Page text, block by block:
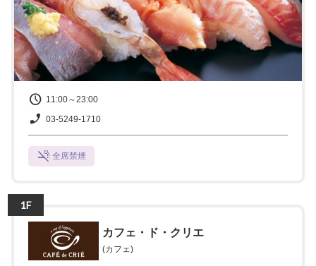
11:00～23:00
03-5249-1710
全席禁煙
1F
カフェ・ド・クリエ
(カフェ)